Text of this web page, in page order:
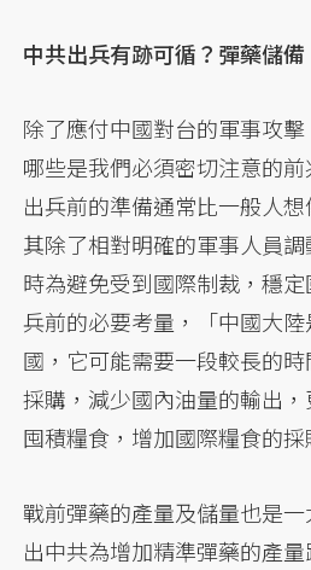
中共出兵有跡可循？彈藥儲
除了應付中國對台的軍事攻擊
哪些是我們必須密切注意的
出兵前的準備通常比一般人
其除了相對明確的軍事人員
時為避免受到國際制裁，穩
兵前的必要考量，「中國大
國，它可能需要一段較長的
採購，減少國內油量的輸出
囤積糧食，增加國際糧食的採
戰前彈藥的產量及儲量也是
出中共為增加精準彈藥的產